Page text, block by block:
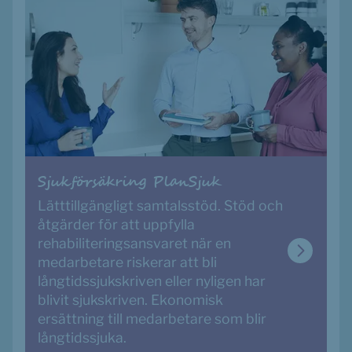
Sjukförsäkring PlanSjuk
Lätttillgängligt samtalsstöd. Stöd och
åtgärder för att uppfylla
rehabiliteringsansvaret när en
medarbetare riskerar att bli
långtidssjukskriven eller nyligen har
blivit sjukskriven. Ekonomisk
ersättning till medarbetare som blir
långtidssjuka.